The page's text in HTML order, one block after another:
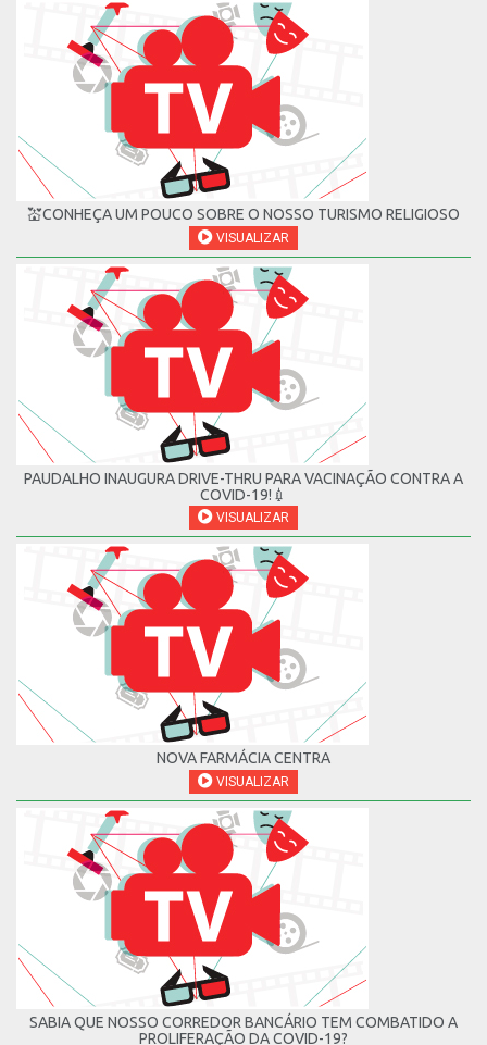
💒CONHEÇA UM POUCO SOBRE O NOSSO TURISMO RELIGIOSO
VISUALIZAR
PAUDALHO INAUGURA DRIVE-THRU PARA VACINAÇÃO CONTRA A
COVID-19!💉
VISUALIZAR
NOVA FARMÁCIA CENTRA
VISUALIZAR
SABIA QUE NOSSO CORREDOR BANCÁRIO TEM COMBATIDO A
PROLIFERAÇÃO DA COVID-19?